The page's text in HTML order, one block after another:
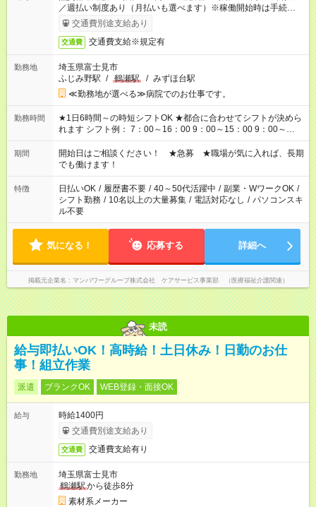
／週払い制度あり（月払いも選べます）※稼働開始時は手続き完
了次第のお支払いとなります。
交通費別途支給あり
交通費 交通費支給※規定有
勤務地
埼玉県富士見市
ふじみ野駅 / 鶴瀬駅 / みずほ台駅
≪勤務地が選べる≫病院でのお仕事です。
勤務時間
★1日6時間～の時短シフトOK ★都合に合わせてシフトが決めら
れます シフト例： 7：00～16：00 9：00～15：00 9：00～
18：00 11：00～20：00 など ※Wワークの場合、他のお仕事と
合わせ週40時間超の就業はご案内できません ※法令に基づき、
週20時間以上勤務は社会保険への加入対象となります ※労働者
派遣法（日雇い派遣の原則禁止）により、短時間・短期間の就
業はご案内が難しい場合があります
期間
開始日はご相談ください！ ★急募 ★職場が気に入れば、長期
でも働けます！
特徴 日払いOK / 履歴書不要 / 40～50代活躍中 / 副業・WワークOK /
シフト勤務 / 10名以上の大量募集 / 電話対応なし / パソコンスキ
ル不要
気になる！ 応募する 詳細へ
掲載元企業名 マンパワーグループ株式会社 ケアサービス事業部 （医療福祉介護関連）
未読
給与即払いOK！高時給！土日休み！日勤のお仕
事！組立作業
派遣 ブランクOK WEB登録・面接OK
給与
時給1400円
交通費別途支給あり
交通費 交通費支給有り
勤務地
埼玉県富士見市
鶴瀬駅から徒歩8分
素材系メーカー